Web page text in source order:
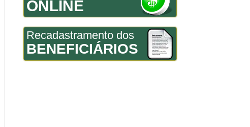
ONLINE
Recadastramento dos
BENEFICIÁRIOS